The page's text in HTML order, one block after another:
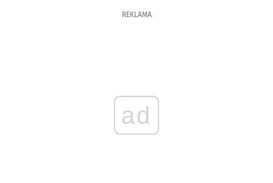
REKLAMA
ad